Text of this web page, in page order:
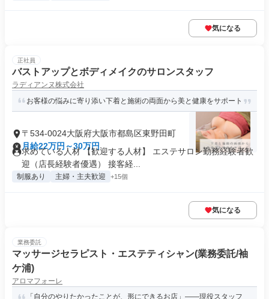
気になる
正社員
バストアップとボディメイクのサロンスタッフ
ラディアンヌ株式会社
お客様の悩みに寄り添い下着と施術の両面から美と健康をサポート
〒534-0024大阪府大阪市都島区東野田町
月給22万円～30万円
求めている人材 【歓迎する人材】 エステサロン勤務経験者歓
迎（店長経験者優遇） 接客経...
制服あり 主婦・主夫歓迎 +15個
気になる
業務委託
マッサージセラピスト・エステティシャン(業務委託/袖
ケ浦)
アロマフォーレ
「自分のやりたかったことが、形にできるお店」——現役スタッフ